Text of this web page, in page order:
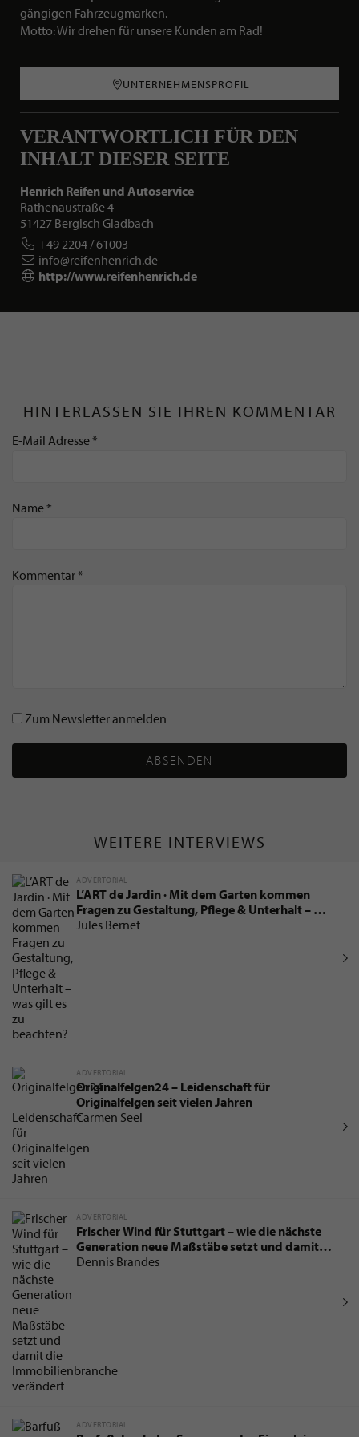
gängigen Fahrzeugmarken.
Motto: Wir drehen für unsere Kunden am Rad!
UNTERNEHMENSPROFIL
VERANTWORTLICH FÜR DEN
INHALT DIESER SEITE
Henrich Reifen und Autoservice
Rathenaustraße 4
51427 Bergisch Gladbach
+49 2204 / 61003
info@reifenhenrich.de
http://www.reifenhenrich.de
HINTERLASSEN SIE IHREN KOMMENTAR
E-Mail Adresse *
Name *
Kommentar *
Zum Newsletter anmelden
ABSENDEN
WEITERE INTERVIEWS
ADVERTORIAL
L’ART de Jardin · Mit dem Garten kommen
Fragen zu Gestaltung, Pflege & Unterhalt – was
gilt es zu beachten?
Jules Bernet
ADVERTORIAL
Originalfelgen24 – Leidenschaft für
Originalfelgen seit vielen Jahren
Carmen Seel
ADVERTORIAL
Frischer Wind für Stuttgart – wie die nächste
Generation neue Maßstäbe setzt und damit
die Immobilienbranche verändert
Dennis Brandes
ADVERTORIAL